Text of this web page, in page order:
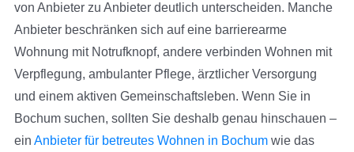
von Anbieter zu Anbieter deutlich unterscheiden. Manche
Anbieter beschränken sich auf eine barrierearme
Wohnung mit Notrufknopf, andere verbinden Wohnen mit
Verpflegung, ambulanter Pflege, ärztlicher Versorgung
und einem aktiven Gemeinschaftsleben. Wenn Sie in
Bochum suchen, sollten Sie deshalb genau hinschauen –
ein Anbieter für betreutes Wohnen in Bochumwie das